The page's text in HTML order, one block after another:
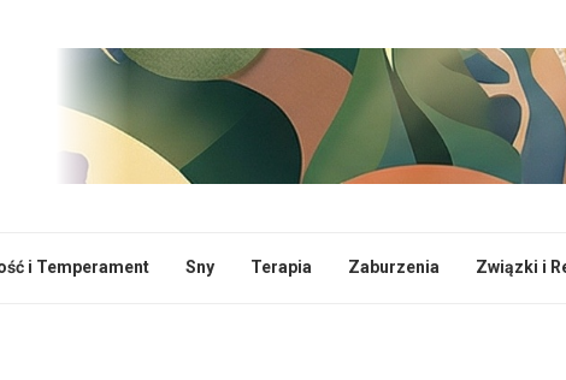
i Temperament Sny Terapia Zaburzenia Związki i